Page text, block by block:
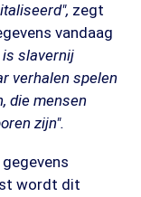
zegt
vandaag
is slavernij
verhalen spelen
die mensen
zijn".
wordt dit